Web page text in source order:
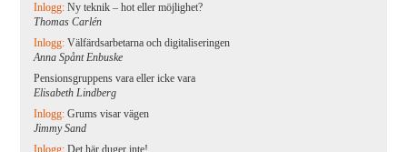
Inlogg:Ny teknik – hot eller möjlighet?
Thomas Carlén
Inlogg:Välfärdsarbetarna och digitaliseringen
Anna Spånt Enbuske
Pensionsgruppens vara eller icke vara
Elisabeth Lindberg
Inlogg:Grums visar vägen
Jimmy Sand
Inlogg:Det här duger inte!